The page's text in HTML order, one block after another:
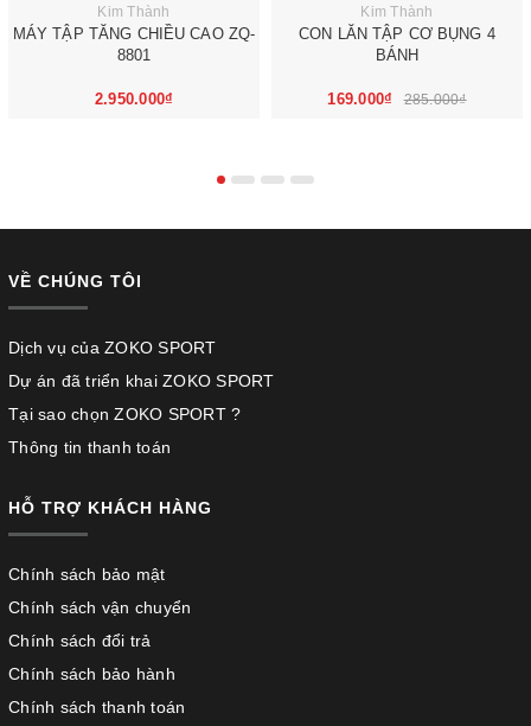
Kim Thành
MÁY TẬP TĂNG CHIỀU CAO ZQ-
8801
2.950.000₫
Kim Thành
CON LĂN TẬP CƠ BỤNG 4
BÁNH
169.000₫ 285.000₫
VỀ CHÚNG TÔI
Dịch vụ của ZOKO SPORT
Dự án đã triển khai ZOKO SPORT
Tại sao chọn ZOKO SPORT ?
Thông tin thanh toán
HỖ TRỢ KHÁCH HÀNG
Chính sách bảo mật
Chính sách vận chuyển
Chính sách đổi trả
Chính sách bảo hành
Chính sách thanh toán